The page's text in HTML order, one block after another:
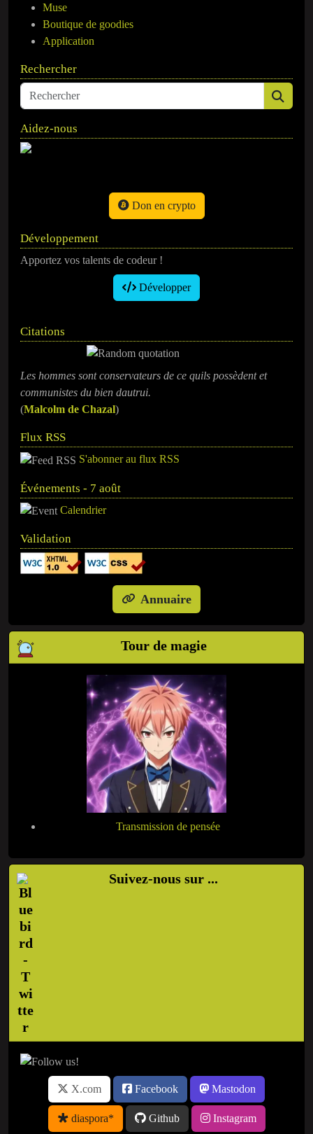
Muse
Boutique de goodies
Application
Rechercher
Aidez-nous
Don en crypto
Développement
Apportez vos talents de codeur !
Développer
Citations
Les hommes sont conservateurs de ce quils possèdent et
communistes du bien dautrui.
(Malcolm de Chazal)
Flux RSS
S'abonner au flux RSS
Événements - 7 août
Calendrier
Validation
Annuaire
Tour de magie
Transmission de pensée
Suivez-nous sur ...
X.com Facebook Mastodon
diaspora* Github Instagram